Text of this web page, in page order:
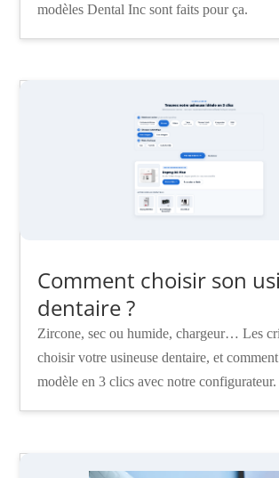
modèles Dental Inc sont faits pour ça.
Comment choisir son
dentaire ?
Zircone, sec ou humide, chargeur… Les
choisir votre usineuse dentaire, et
modèle en 3 clics avec notre configurateur.